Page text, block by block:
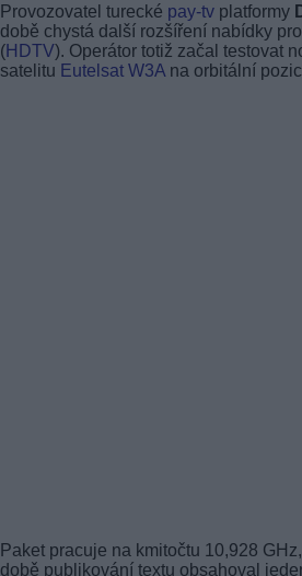
Provozovatel turecké pay-tv platformy
době chystá další rozšíření nabídky
(HDTV). Operátor totiž začal testovat
satelitu Eutelsat W3A na orbitální
Paket pracuje na kmitočtu 10,928
době publikování textu obsahoval